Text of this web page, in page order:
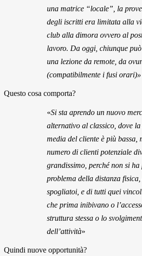
una matrice “locale”, la
degli iscritti era limitata alla
club alla dimora ovvero al
lavoro. Da oggi, chiunque
una lezione da remote, da
(compatibilmente i fusi orari)»
Questo cosa comporta?
«Si sta aprendo un nuovo
alternativo al classico, dove la
media del cliente è più bassa,
numero di clienti potenziale
grandissimo, perché non si
problema della distanza
spogliatoi, e di tutti quei
che prima inibivano o
struttura stessa o lo
dell’attività»
Quindi nuove opportunità?